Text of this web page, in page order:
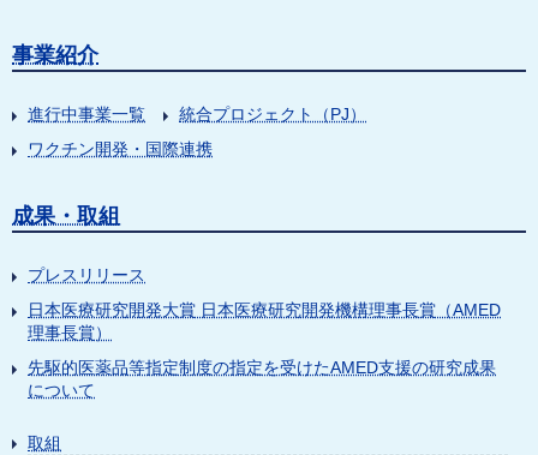
事業紹介
進行中事業一覧
統合プロジェクト（PJ）
ワクチン開発・国際連携
成果・取組
プレスリリース
日本医療研究開発大賞 日本医療研究開発機構理事長賞（AMED
理事長賞）
先駆的医薬品等指定制度の指定を受けたAMED支援の研究成果
について
取組